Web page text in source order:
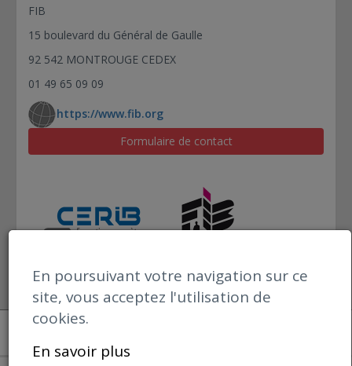
FIB
15 boulevard du Général de Gaulle
92 542 MONTROUGE CEDEX
01 49 65 09 09
https://www.fib.org
Formulaire de contact
En poursuivant votre navigation sur ce
site, vous acceptez l'utilisation de
cookies.
En savoir plus
Open datBIM
Mentions Légales